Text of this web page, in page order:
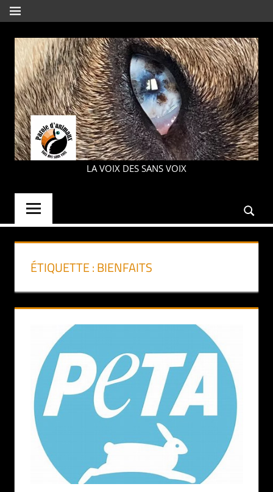
Aller
au
contenu
MENU
PAROLE
LA VOIX DES SANS VOIX
ÉTIQUETTE :BIENFAITS